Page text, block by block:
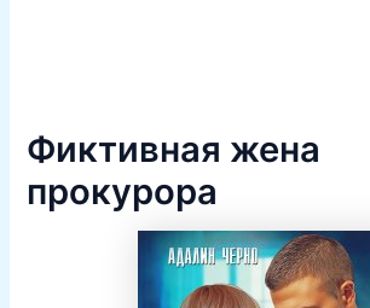
Фиктивная жена
прокурора